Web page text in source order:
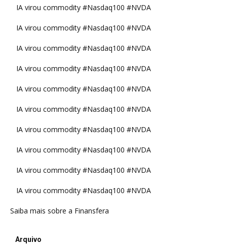
IA virou commodity #Nasdaq100 #NVDA
IA virou commodity #Nasdaq100 #NVDA
IA virou commodity #Nasdaq100 #NVDA
IA virou commodity #Nasdaq100 #NVDA
IA virou commodity #Nasdaq100 #NVDA
IA virou commodity #Nasdaq100 #NVDA
IA virou commodity #Nasdaq100 #NVDA
IA virou commodity #Nasdaq100 #NVDA
IA virou commodity #Nasdaq100 #NVDA
IA virou commodity #Nasdaq100 #NVDA
Saiba mais sobre a Finansfera
Arquivo